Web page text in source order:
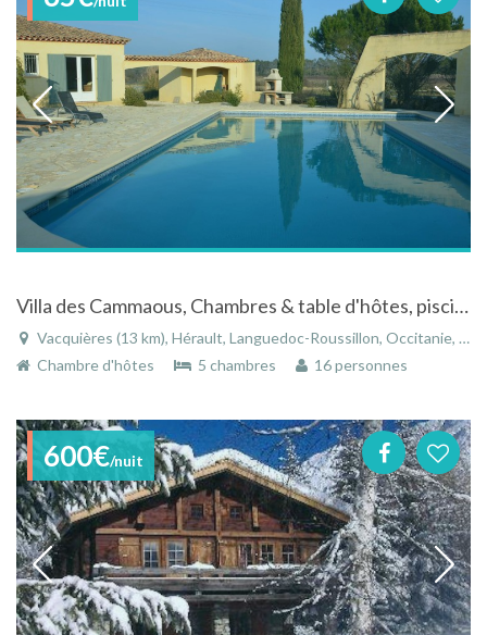
Villa des Cammaous, Chambres & table d'hôtes, piscine, jardin
Vacquières (13 km), Hérault, Languedoc-Roussillon, Occitanie, France
Chambre d'hôtes
5 chambres 16 personnes
600€/nuit